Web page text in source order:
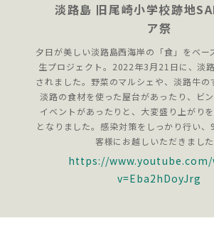
淡路島 旧尾崎小学校跡地
ア祭
夕日が美しい淡路島西海岸の「食」をベー
生プロジェクト。2022年3月21日に、淡
されました。野菜のマルシェや、淡路牛の
淡路の食材を使った屋台があったり、ビ
イベントがあったりと、大変盛り上がり
となりました。感染対策をしっかり行い
客様にお越しいただきました
https://www.youtube.com/
v=Eba2hDoyJrg